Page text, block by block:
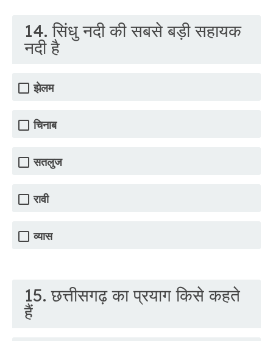
14. सिंधु नदी की सबसे बड़ी सहायक
नदी है
झेलम
चिनाब
सतलुज
रावी
व्यास
15. छत्तीसगढ़ का प्रयाग किसे कहते
हैं